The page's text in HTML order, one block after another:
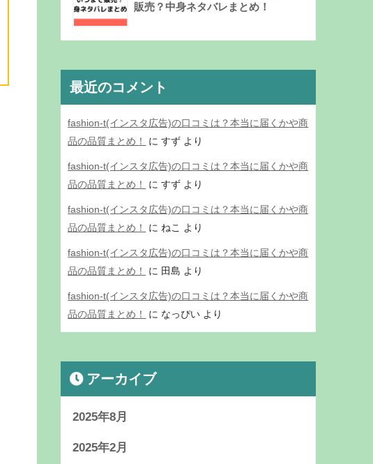
販売？中身ネタバレまとめ！
最近のコメント
fashion-t(インスタ広告)の口コミは？本当に届くかや商
品の品質まとめ！
にすず より
fashion-t(インスタ広告)の口コミは？本当に届くかや商
品の品質まとめ！
にすず より
fashion-t(インスタ広告)の口コミは？本当に届くかや商
品の品質まとめ！
に ねこ より
fashion-t(インスタ広告)の口コミは？本当に届くかや商
品の品質まとめ！
に 田島 より
fashion-t(インスタ広告)の口コミは？本当に届くかや商
品の品質まとめ！
に なっぴい より
アーカイブ
2025年8月
2025年2月